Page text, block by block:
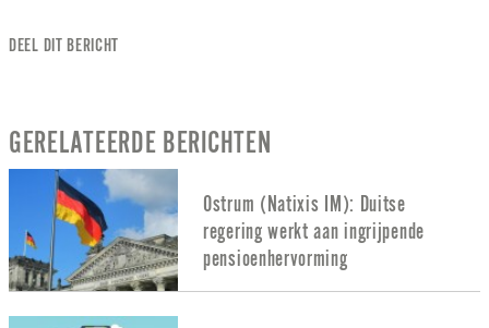
DEEL DIT BERICHT
GERELATEERDE BERICHTEN
Ostrum (Natixis IM): Duitse
regering werkt aan ingrijpende
pensioenhervorming